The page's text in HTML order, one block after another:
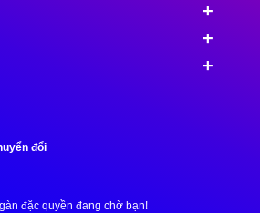
+
+
+
đổi
đặc quyền đang chờ bạn!